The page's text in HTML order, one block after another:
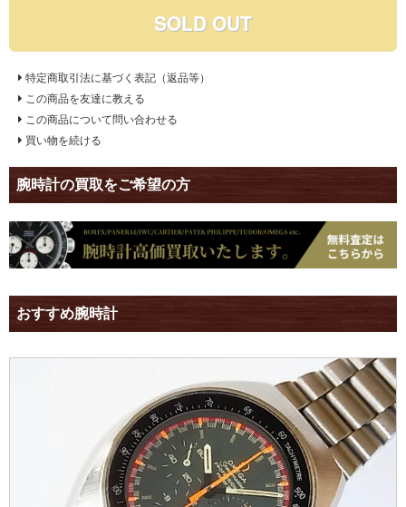
SOLD OUT
特定商取引法に基づく表記（返品等）
この商品を友達に教える
この商品について問い合わせる
買い物を続ける
腕時計の買取をご希望の方
おすすめ腕時計